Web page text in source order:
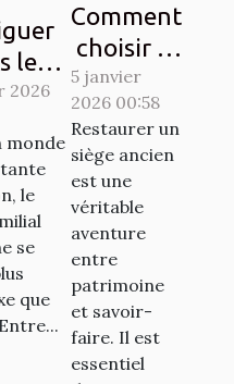
les
2026
monde
le
se
que
Comment
choisir le
bon
artisan
pour
restaurer
vos
sièges
anciens ?
5 janvier
2026 00:58
Restaurer un
siège ancien
est une
véritable
aventure
entre
patrimoine
et savoir-
faire. Il est
essentiel